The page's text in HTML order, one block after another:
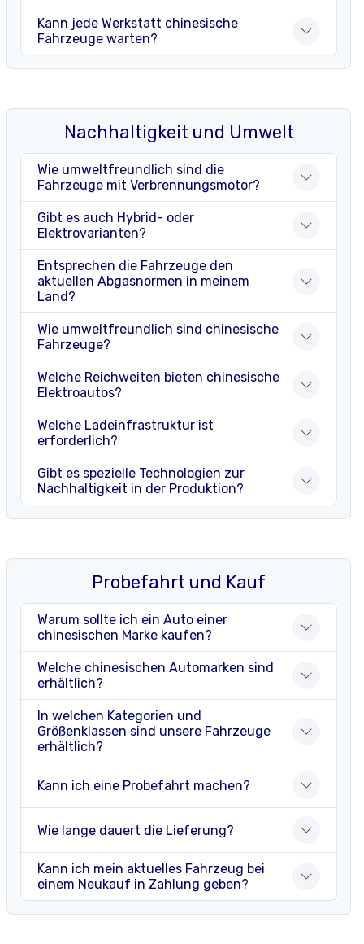
Kann jede Werkstatt chinesische
Fahrzeuge warten?
Nachhaltigkeit und Umwelt
Wie umweltfreundlich sind die
Fahrzeuge mit Verbrennungsmotor?
Gibt es auch Hybrid- oder
Elektrovarianten?
Entsprechen die Fahrzeuge den
aktuellen Abgasnormen in meinem
Land?
Wie umweltfreundlich sind chinesische
Fahrzeuge?
Welche Reichweiten bieten chinesische
Elektroautos?
Welche Ladeinfrastruktur ist
erforderlich?
Gibt es spezielle Technologien zur
Nachhaltigkeit in der Produktion?
Probefahrt und Kauf
Warum sollte ich ein Auto einer
chinesischen Marke kaufen?
Welche chinesischen Automarken sind
erhältlich?
In welchen Kategorien und
Größenklassen sind unsere Fahrzeuge
erhältlich?
Kann ich eine Probefahrt machen?
Wie lange dauert die Lieferung?
Kann ich mein aktuelles Fahrzeug bei
einem Neukauf in Zahlung geben?